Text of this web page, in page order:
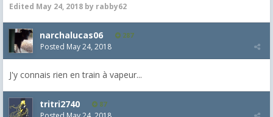
Edited May 24, 2018 by rabby62
narchalucas06 287
Posted May 24, 2018
J'y connais rien en train à vapeur...
tritri2740 87